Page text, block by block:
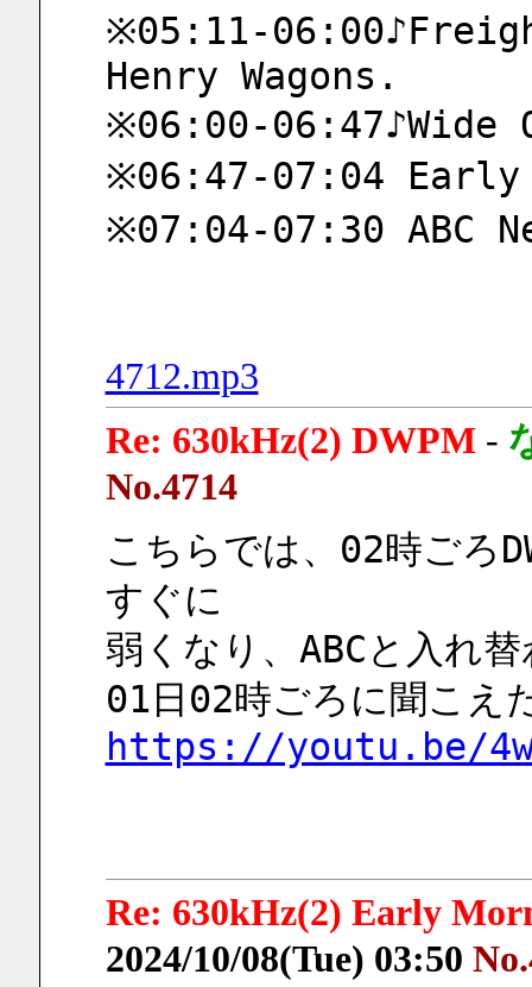
※05:11-
Henry Wagons.
※06:00-06:47♪Wide
※06:47-07:04 Early
※07:04-07:30 ABC
4712.mp3
Re: 630kHz(2) DWPM-
No.4714
こちらでは、02時ごろ
すぐに
弱くなり、ABCと入れ
01日02時ごろに聞こえた
https://youtu.be/
Re: 630kHz(2) Early
2024/10/08(Tue) 03:50